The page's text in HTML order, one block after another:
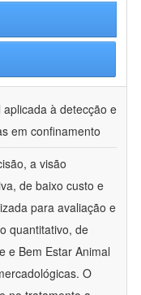
à detecção e
em confinamento
a visão
de baixo custo e
para avaliação e
quantitativo, de
e Bem Estar Animal
O